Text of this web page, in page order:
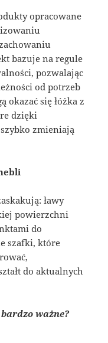
opracowane
bazuje na regule
pozwalając
od potrzeb
okazać się łóżka z
dzięki
zmieniają
ławy
powierzchni
do
szafki, które
do aktualnych
ważne?